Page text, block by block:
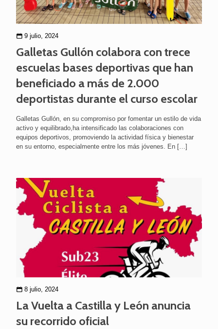
9 julio, 2024
Galletas Gullón colabora con trece
escuelas bases deportivas que han
beneficiado a más de 2.000
deportistas durante el curso escolar
Galletas Gullón, en su compromiso por fomentar un estilo de vida
activo y equilibrado,ha intensificado las colaboraciones con
equipos deportivos, promoviendo la actividad física y bienestar
en su entorno, especialmente entre los más jóvenes. En […]
8 julio, 2024
La Vuelta a Castilla y León anuncia
su recorrido oficial